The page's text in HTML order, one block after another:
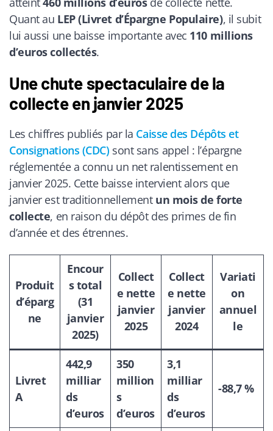
Quant au LEP (Livret d’Épargne Populaire), il subit
lui aussi une baisse importante avec 110 millions
d’euros collectés.
Une chute spectaculaire de la
collecte en janvier 2025
Les chiffres publiés par la Caisse des Dépôts et
Consignations (CDC) sont sans appel : l’épargne
réglementée a connu un net ralentissement en
janvier 2025. Cette baisse intervient alors que
janvier est traditionnellement un mois de forte
collecte, en raison du dépôt des primes de fin
d’année et des étrennes.
Produit
d’éparg
ne
Encour
s total
(31
janvier
2025)
Collect
e nette
janvier
2025
Collect
e nette
janvier
2024
Variati
on
annuel
le
Livret
A
442,9
milliar
ds
d’euros
350
million
s
d’euros
3,1
milliar
ds
d’euros
-88,7 %